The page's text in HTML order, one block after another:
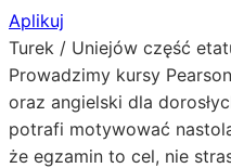
Aplikuj
Turek / Uniejów część
Prowadzimy kursy
oraz angielski dla
potrafi motywować
że egzamin to cel, nie